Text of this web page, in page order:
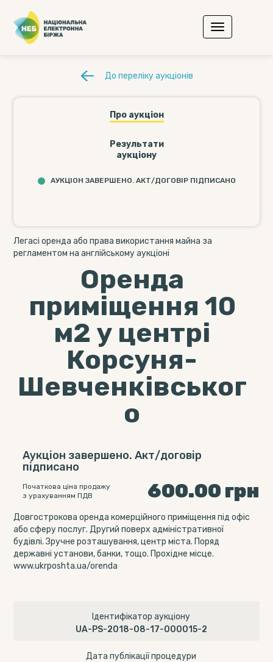
До переліку аукціонів
Про аукціон
Результати
аукціону
АУКЦІОН ЗАВЕРШЕНО. АКТ/ДОГОВІР ПІДПИСАНО
Легасі оренда або права використання майна за
регламентом на англійському аукціоні
Оренда
приміщення 10
м2 у центрі
Корсуня-
Шевченківськог
о
Аукціон завершено. Акт/договір
підписано
Початкова ціна продажу
з урахуванням ПДВ
600.00 грн
Довгострокова оренда комерційного приміщення під офіс
або сферу послуг. Другий поверх адміністративної
будівлі. Зручне розташування, центр міста. Поряд
державні установи, банки, тощо. Прохідне місце.
www.ukrposhta.ua/orenda
Ідентифікатор аукціону
UA-PS-2018-08-17-000015-2
Дата публікації процедури